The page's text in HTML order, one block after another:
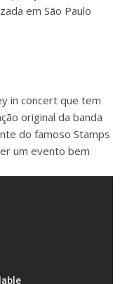
em São Paulo
in concert que tem
original da banda
do famoso Stamps
um evento bem